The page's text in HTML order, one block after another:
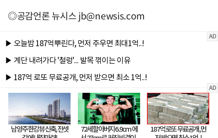
◎공감언론 뉴시스jb@newsis.com